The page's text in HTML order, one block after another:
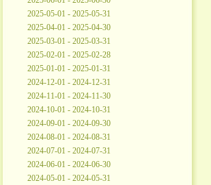
2025-05-01 - 2025-05-31
2025-04-01 - 2025-04-30
2025-03-01 - 2025-03-31
2025-02-01 - 2025-02-28
2025-01-01 - 2025-01-31
2024-12-01 - 2024-12-31
2024-11-01 - 2024-11-30
2024-10-01 - 2024-10-31
2024-09-01 - 2024-09-30
2024-08-01 - 2024-08-31
2024-07-01 - 2024-07-31
2024-06-01 - 2024-06-30
2024-05-01 - 2024-05-31